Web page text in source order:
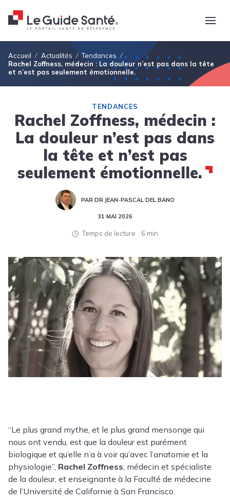
Fil d'Ariane
Accueil Actualités
Tendances
Rachel Zoffness, médecin : La douleur n’est pas dans la tête
et n’est pas seulement émotionnelle.
TENDANCES
Rachel Zoffness, médecin :
La douleur n’est pas dans
la tête et n’est pas
seulement émotionnelle.
PAR DR JEAN-PASCAL DEL BANO
31 MAI 2026
Temps de lecture 6 min
“Le plus grand mythe, et le plus grand mensonge qui
nous ont vendu, est que la douleur est purément
biologique et qu’elle n’a à voir qu’avec l’anatomie et la
physiologie”, Rachel Zoffness , médecin et spécialiste
de la douleur, et enseignante à la Faculté de médecine
de l’Université de Californie à San Francisco.